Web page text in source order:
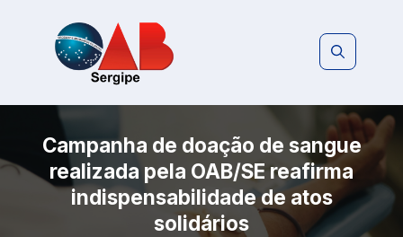
Campanha de doação de sangue
realizada pela OAB/SE reafirma
indispensabilidade de atos
solidários